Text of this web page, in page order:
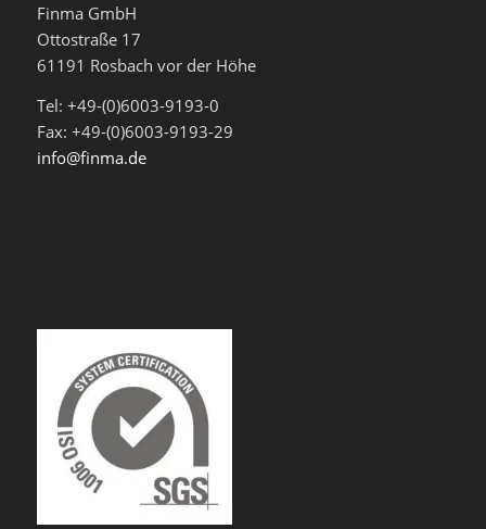
Finma GmbH
Ottostraße 17
61191 Rosbach vor der Höhe
Tel: +49-(0)6003-9193-0
Fax: +49-(0)6003-9193-29
info@finma.de